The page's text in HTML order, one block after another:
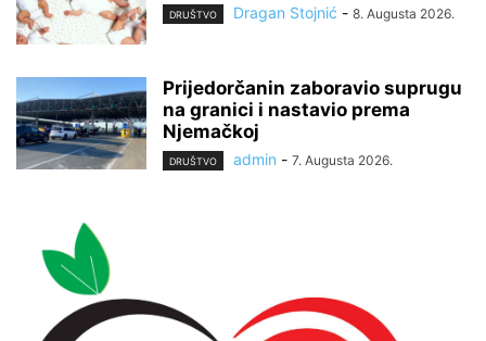
DRUŠTVO Dragan Stojnić - 8. Augusta 2026.
Prijedorčanin zaboravio suprugu
na granici i nastavio prema
Njemačkoj
DRUŠTVO admin - 7. Augusta 2026.